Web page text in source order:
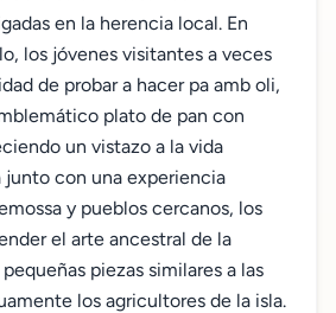
en la herencia local. En
los jóvenes visitantes a veces
de probar a hacer pa amb oli,
plato de pan con
un vistazo a la vida
junto con una experiencia
y pueblos cercanos, los
el arte ancestral de la
piezas similares a las
los agricultores de la isla.